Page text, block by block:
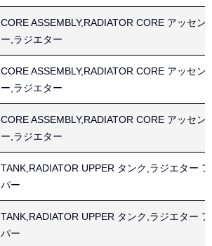
CORE ASSEMBLY,RADIATOR CORE アッセン
ー,ラジエター
CORE ASSEMBLY,RADIATOR CORE アッセン
ー,ラジエター
CORE ASSEMBLY,RADIATOR CORE アッセン
ー,ラジエター
TANK,RADIATOR UPPER タンク,ラジエター
パー
TANK,RADIATOR UPPER タンク,ラジエター
パー